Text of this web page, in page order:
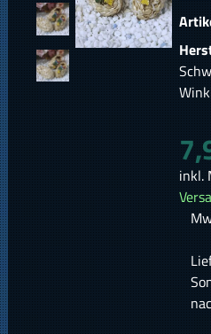
inkl.